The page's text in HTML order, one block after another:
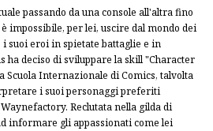
passando da una console all'altra fino
impossibile, per lei, uscire dal mondo dei
suoi eroi in spietate battaglie e in
ha deciso di sviluppare la skill "Character
Scuola Internazionale di Comics, talvolta
i suoi personaggi preferiti
Reclutata nella gilda di
informare gli appassionati come lei